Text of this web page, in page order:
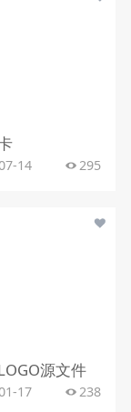
14 295
源文件
17 238